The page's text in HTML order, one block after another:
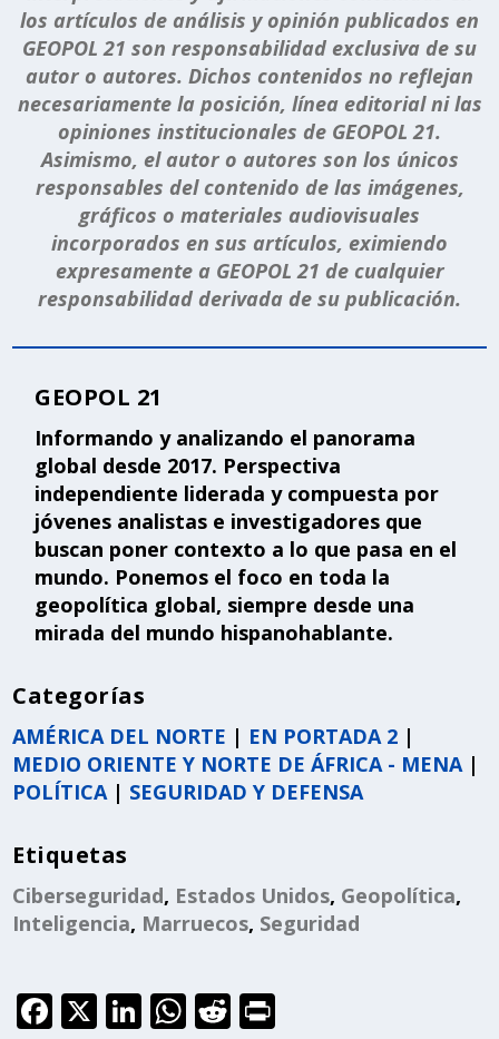
los artículos de análisis y opinión publicados en
GEOPOL 21 son responsabilidad exclusiva de su
autor o autores. Dichos contenidos no reflejan
necesariamente la posición, línea editorial ni las
opiniones institucionales de GEOPOL 21.
Asimismo, el autor o autores son los únicos
responsables del contenido de las imágenes,
gráficos o materiales audiovisuales
incorporados en sus artículos, eximiendo
expresamente a GEOPOL 21 de cualquier
responsabilidad derivada de su publicación.
GEOPOL 21
Informando y analizando el panorama
global desde 2017. Perspectiva
independiente liderada y compuesta por
jóvenes analistas e investigadores que
buscan poner contexto a lo que pasa en el
mundo. Ponemos el foco en toda la
geopolítica global, siempre desde una
mirada del mundo hispanohablante.
Categorías
AMÉRICA DEL NORTE | EN PORTADA 2 |
MEDIO ORIENTE Y NORTE DE ÁFRICA - MENA |
POLÍTICA | SEGURIDAD Y DEFENSA
Etiquetas
Ciberseguridad, Estados Unidos, Geopolítica,
Inteligencia, Marruecos, Seguridad
F X Li W R